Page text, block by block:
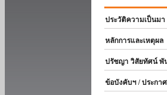
ประวัติความเป็นมา
หลักการและเหตุผล
ปรัชญา วิสัยทัศน์ พัน
ข้อบังคับฯ / ประกาศ